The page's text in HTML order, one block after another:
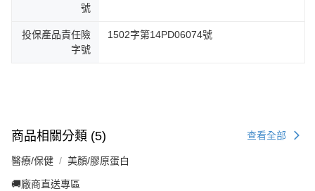
號
投保產品責任險
字號
1502字第14PD06074號
商品相關分類 (5) 查看全部
醫療/保健 美顏/膠原蛋白
🚚廠商直送專區